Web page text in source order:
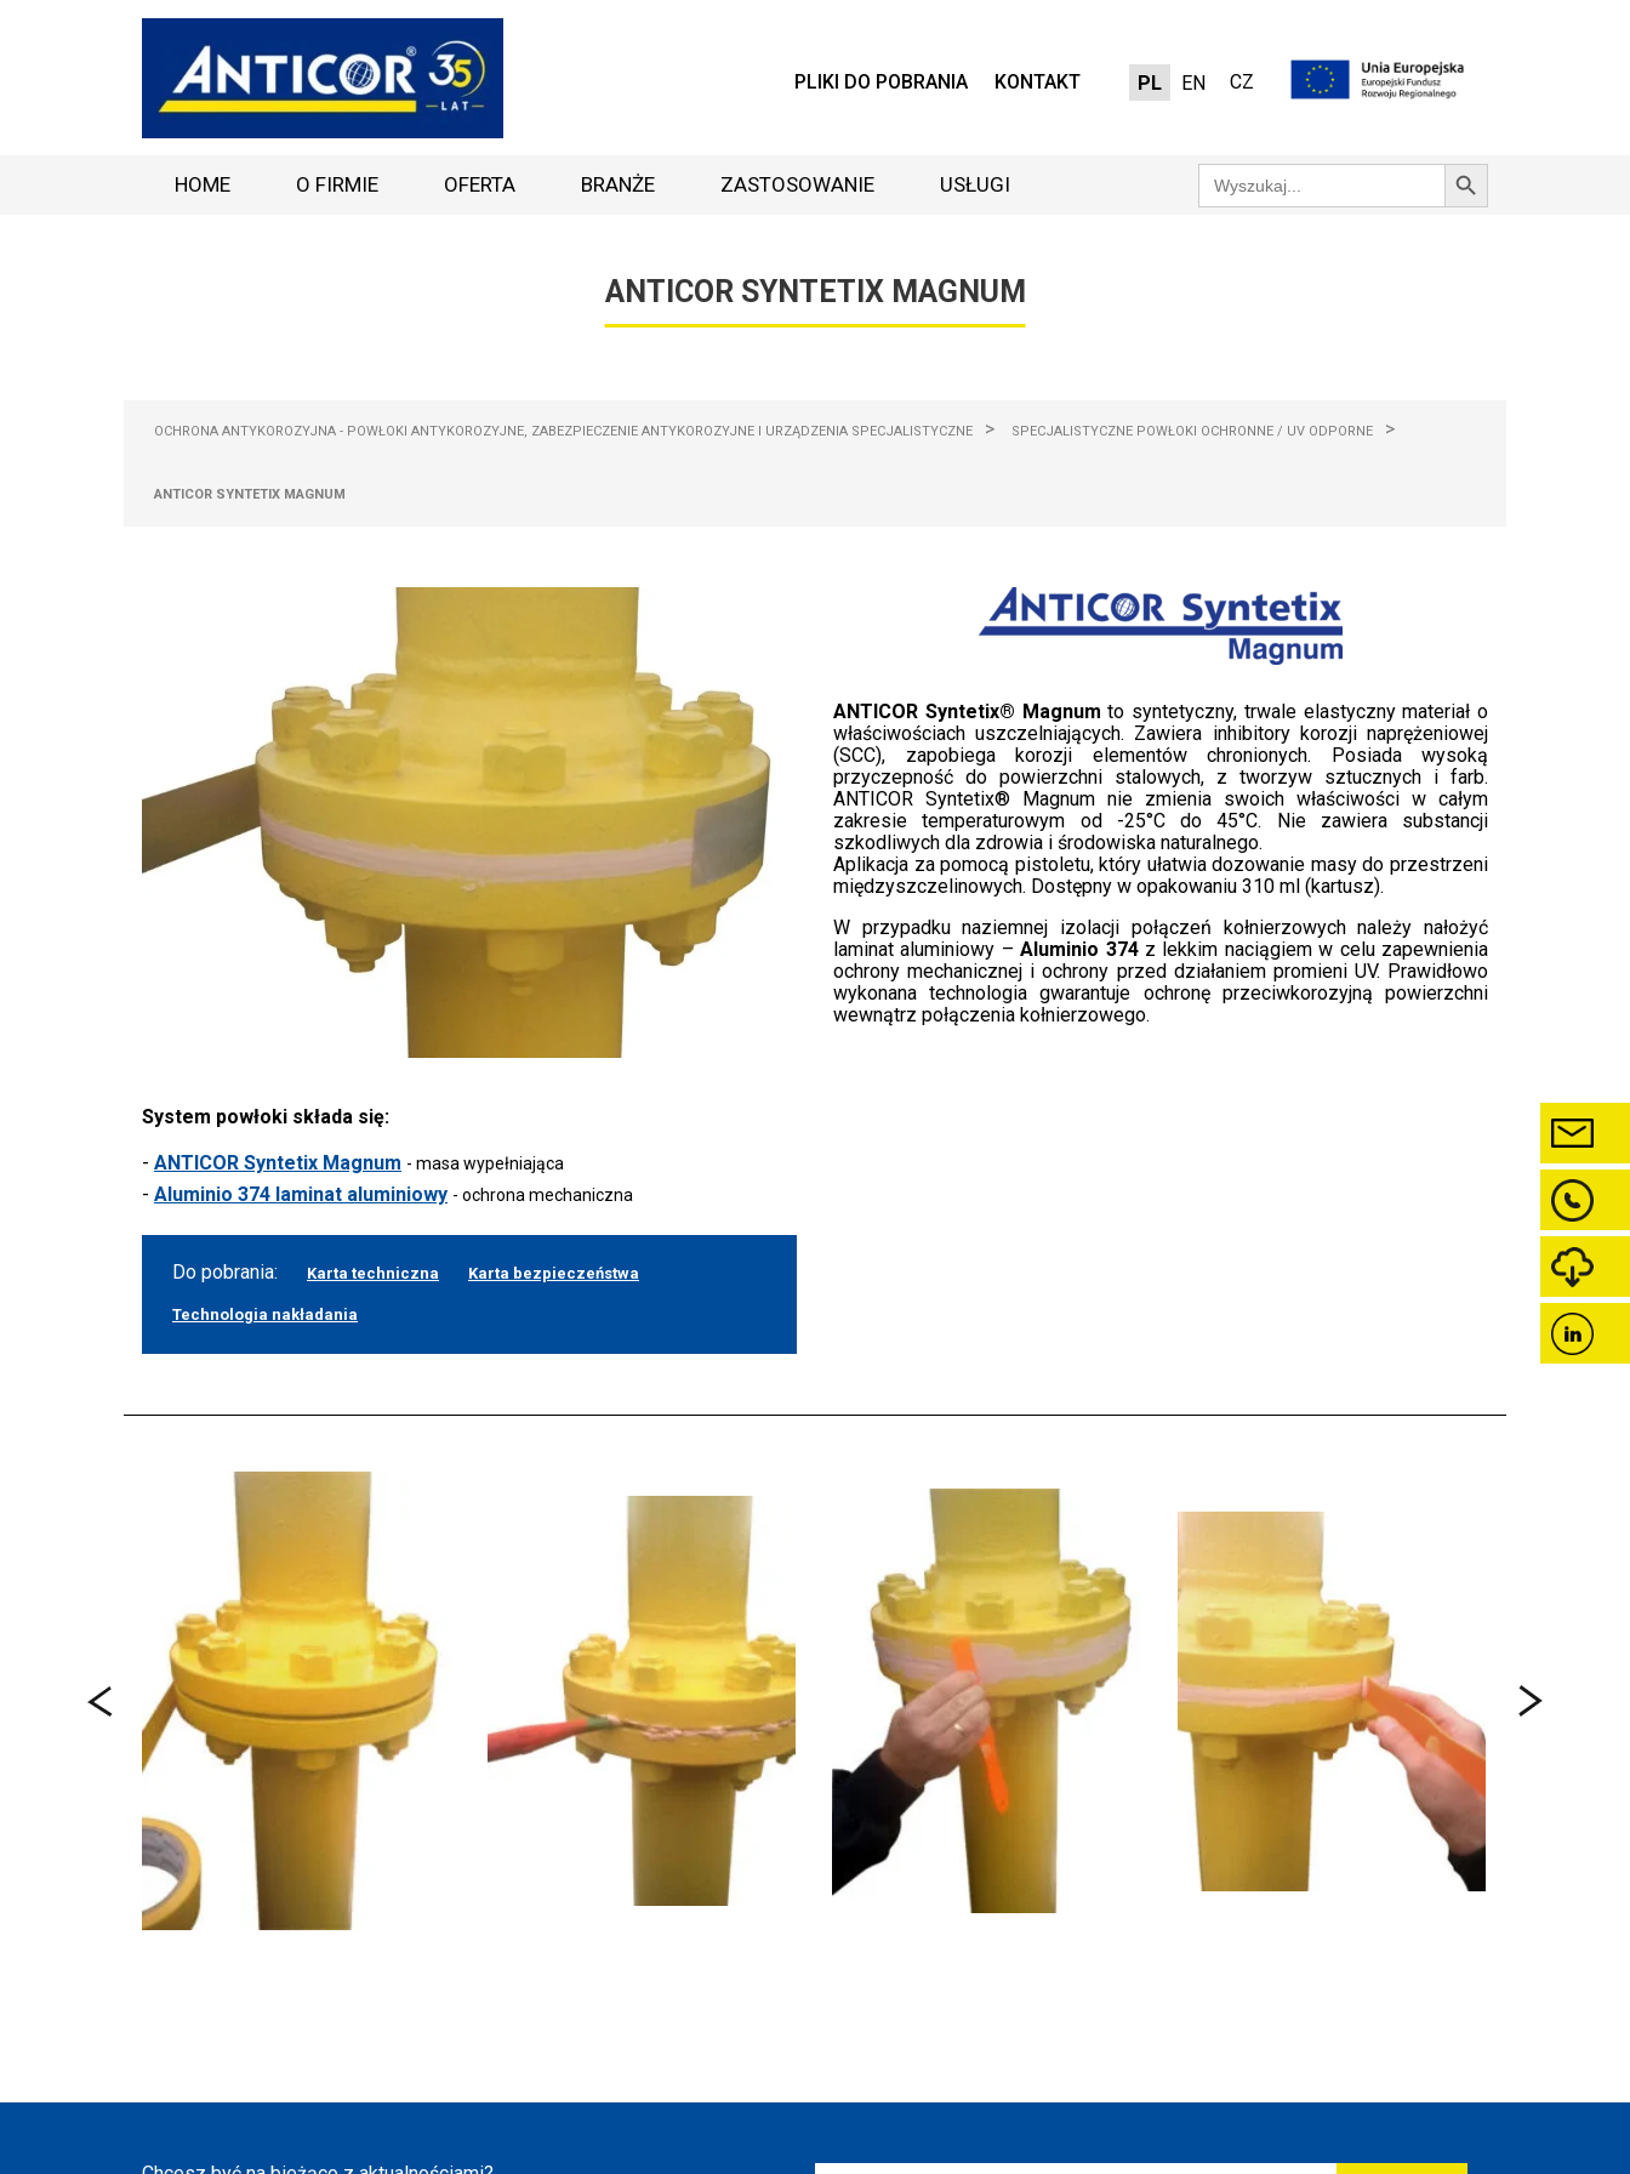
PLIKI DO POBRANIA KONTAKT PL EN CZ
HOME O FIRMIE OFERTA BRANŻE ZASTOSOWANIE USŁUGI
Search
for:
Search Button
ANTICOR SYNTETIX MAGNUM
OCHRONA ANTYKOROZYJNA - POWŁOKI ANTYKOROZYJNE, ZABEZPIECZENIE ANTYKOROZYJNE I URZĄDZENIA SPECJALISTYCZNE > SPECJALISTYCZNE POWŁOKI OCHRONNE / UV ODPORNE >
ANTICOR SYNTETIX MAGNUM
System powłoki składa się:
- ANTICOR Syntetix Magnum - masa wypełniająca
- Aluminio 374 laminat aluminiowy - ochrona mechaniczna
Do pobrania: Karta techniczna Karta bezpieczeństwa
Technologia nakładania
ANTICOR Syntetix® Magnum to syntetyczny, trwale elastyczny materiał o
właściwościach uszczelniających. Zawiera inhibitory korozji naprężeniowej
(SCC), zapobiega korozji elementów chronionych. Posiada wysoką
przyczepność do powierzchni stalowych, z tworzyw sztucznych i farb.
ANTICOR Syntetix® Magnum nie zmienia swoich właściwości w całym
zakresie temperaturowym od -25°C do 45°C. Nie zawiera substancji
szkodliwych dla zdrowia i środowiska naturalnego.
Aplikacja za pomocą pistoletu, który ułatwia dozowanie masy do przestrzeni
międzyszczelinowych. Dostępny w opakowaniu 310 ml (kartusz).
W przypadku naziemnej izolacji połączeń kołnierzowych należy nałożyć
laminat aluminiowy –Aluminio 374z lekkim naciągiem w celu zapewnienia
ochrony mechanicznej i ochrony przed działaniem promieni UV. Prawidłowo
wykonana technologia gwarantuje ochronę przeciwkorozyjną powierzchni
wewnątrz połączenia kołnierzowego.